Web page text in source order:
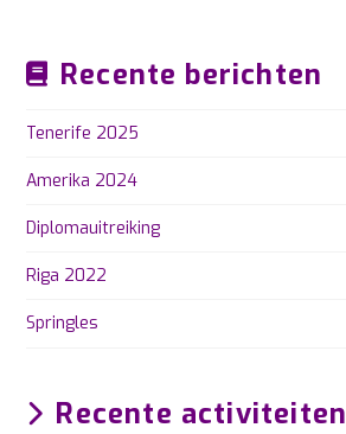
Recente berichten
Tenerife 2025
Amerika 2024
Diplomauitreiking
Riga 2022
Springles
Recente activiteiten